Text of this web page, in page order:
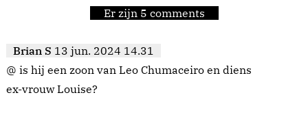
Er zijn 5 comments
Brian S 13 jun. 2024 14.31
@ is hij een zoon van Leo Chumaceiro en diens
ex-vrouw Louise?